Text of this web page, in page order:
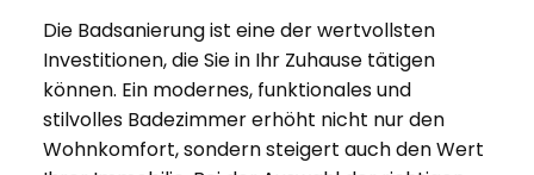
Die Badsanierung ist eine der wertvollsten
Investitionen, die Sie in Ihr Zuhause tätigen
können. Ein modernes, funktionales und
stilvolles Badezimmer erhöht nicht nur den
Wohnkomfort, sondern steigert auch den Wert